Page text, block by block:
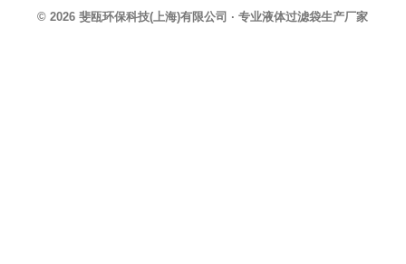
© 2026斐瓯环保科技(上海)有限公司 · 专业液体过滤袋生产厂家